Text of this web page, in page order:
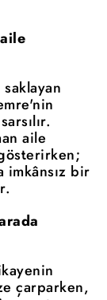
aile
imkânsız bir
çarparken,